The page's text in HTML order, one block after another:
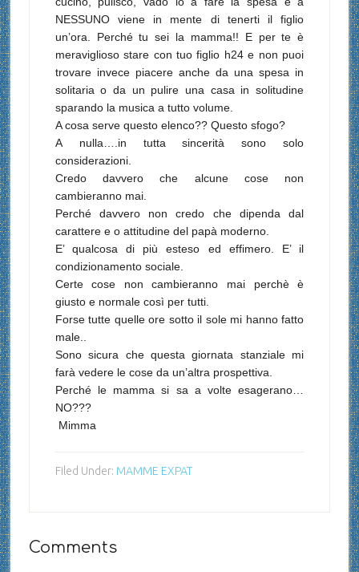
NESSUNO viene in mente di tenerti il figlio
un’ora. Perché tu sei la mamma!! E per te è
meraviglioso stare con tuo figlio h24 e non puoi
trovare invece piacere anche da una spesa in
solitaria o da un pulire una casa in solitudine
sparando la musica a tutto volume.
A cosa serve questo elenco?? Questo sfogo?
A nulla….in tutta sincerità sono solo
considerazioni.
Credo davvero che alcune cose non
cambieranno mai.
Perché davvero non credo che dipenda dal
carattere e o attitudine del papà moderno.
E’ qualcosa di più esteso ed effimero. E’ il
condizionamento sociale.
Certe cose non cambieranno mai perchè è
giusto e normale così per tutti.
Forse tutte quelle ore sotto il sole mi hanno fatto
male..
Sono sicura che questa giornata stanziale mi
farà vedere le cose da un’altra prospettiva.
Perché le mamma si sa a volte esagerano…
NO???
Mimma
Filed Under: MAMME EXPAT
Comments